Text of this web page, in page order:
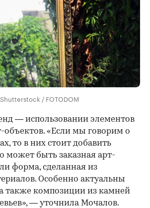
/ FOTODOM
— использовании элементов
объектов. «Если мы говорим о
то в них стоит добавить
может быть заказная арт-
форма, сделанная из
Особенно актуальны
а также композиции из камней
— уточнила Мочалов.